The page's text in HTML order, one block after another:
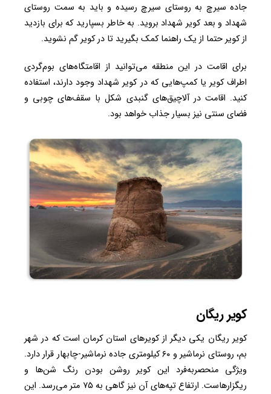
جاده سیرچ به روستای سیرچ رسیده و باید به سمت روستای
شهداد و بعد کویر شهداد بروید. به خاطر بسپارید که برای بازدید
از کویر حتما از یک راهنما کمک بگیرید تا در کویر گم نشوید.
برای اقامت در این منطقه می‌توانید از اقامتگاه‌های بوم‌گردی
اطراف کویر یا کمپ‌هایی که در کویر شهداد وجود دارند، استفاده
کنید. اقامت در آلاچیق‌های گنبدی شکل با سقف‌های چوبی و
فضای سنتی نیز بسیار جذاب خواهد بود.
کویر ریگان
کویر ریگان یکی دیگر از کویرهای استان کرمان است که در شهر
بم، روستای نرماشیر و ۶۰ کیلومتری جاده نرماشیر-چابهار قرار دارد.
ویژگی منحصربه‌فرد این کویر روشن بودن رنگ شن‌ها و
ریگزارهاست. ارتفاع تپه‌های آن نیز گاهی به ۷۵ متر می‌رسد. این